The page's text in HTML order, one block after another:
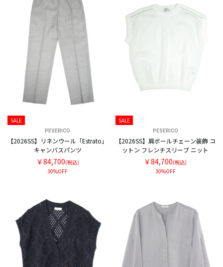
SALE
PESERICO
【2026SS】リネンウール「Estrato」
キャンバスパンツ
￥84,700(税込)
30%OFF
SALE
PESERICO
【2026SS】肩ボールチェーン装飾 コ
ットン フレンチスリーブ ニット
￥84,700(税込)
30%OFF